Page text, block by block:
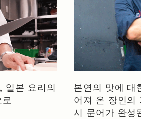
오사카부
조 제지 및 종이 제품 제조
일본 요리의
본연의 맛에 대
어져 온 장인의
시 문어가 완성